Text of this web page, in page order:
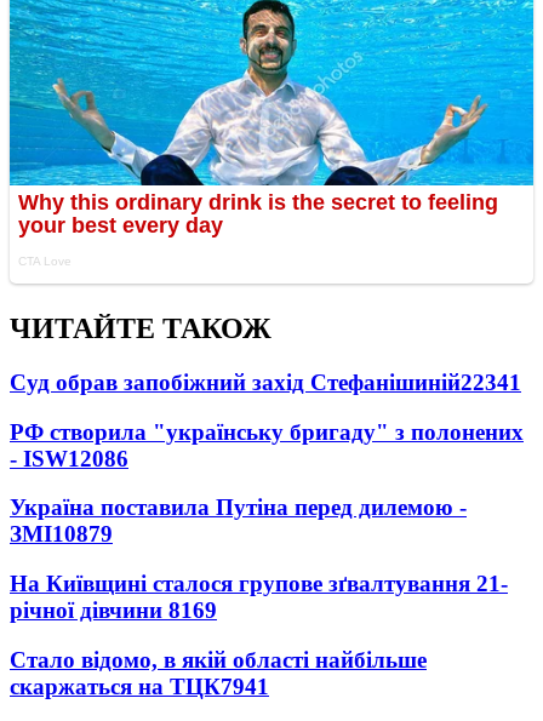
ЧИТАЙТЕ ТАКОЖ
Суд обрав запобіжний захід Стефанішиній22341
РФ створила "українську бригаду" з полонених
- ISW12086
Україна поставила Путіна перед дилемою -
ЗМІ10879
На Київщині сталося групове зґвалтування 21-
річної дівчини 8169
Стало відомо, в якій області найбільше
скаржаться на ТЦК7941